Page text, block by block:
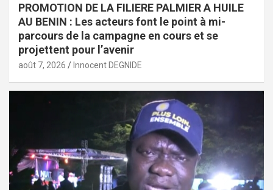
PROMOTION DE LA FILIERE PALMIER A HUILE
AU BENIN : Les acteurs font le point à mi-
parcours de la campagne en cours et se
projettent pour l’avenir
août 7, 2026 Innocent DEGNIDE